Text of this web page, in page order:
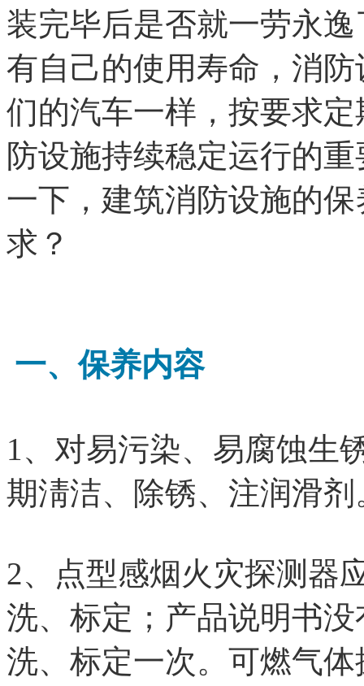
装完毕后是否就一劳永
有自己的使用寿命，消
们的汽车一样，按要求
防设施持续稳定运行的
一下，建筑消防设施的
求？
一、保养内容
1、对易污染、易腐蚀生
期淸洁、除锈、注润滑剂
2、点型感烟火灾探测器
洗、标定； 产品说明书
洗、标定一次。 可燃气